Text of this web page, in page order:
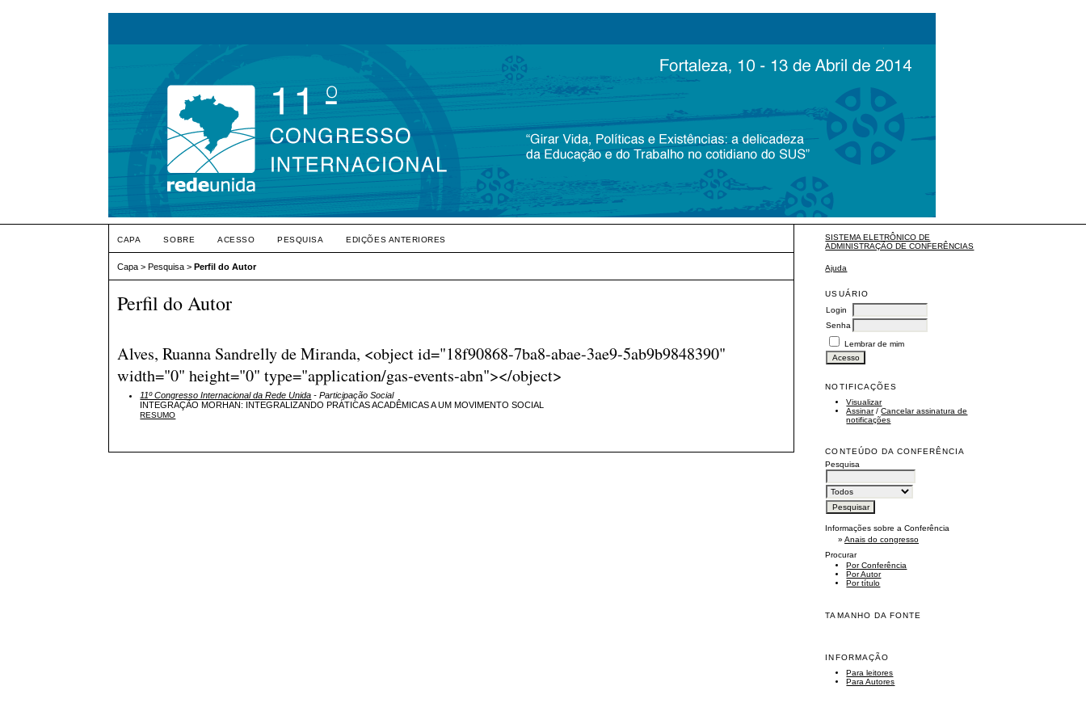
SISTEMA ELETRÔNICO DE
ADMINISTRAÇÃO DE CONFERÊNCIAS
Ajuda
USUÁRIO
Login
Senha
Lembrar de mim
NOTIFICAÇÕES
Visualizar
Assinar/Cancelar assinatura de
notificações
CONTEÚDO DA CONFERÊNCIA
Pesquisa
Informações sobre a Conferência
»Anais do congresso
Procurar
Por Conferência
Por Autor
Por título
TAMANHO DA FONTE
INFORMAÇÃO
Para leitores
Para Autores
CAPA SOBRE ACESSO PESQUISA EDIÇÕES ANTERIORES
Capa >Pesquisa >Perfil do Autor
Perfil do Autor
Alves, Ruanna Sandrelly de Miranda, <object id="18f90868-7ba8-abae-3ae9-5ab9b9848390"
width="0" height="0" type="application/gas-events-abn"></object>
11º Congresso Internacional da Rede Unida - Participação Social
INTEGRAÇÃO MORHAN: INTEGRALIZANDO PRÁTICAS ACADÊMICAS A UM MOVIMENTO SOCIAL
RESUMO